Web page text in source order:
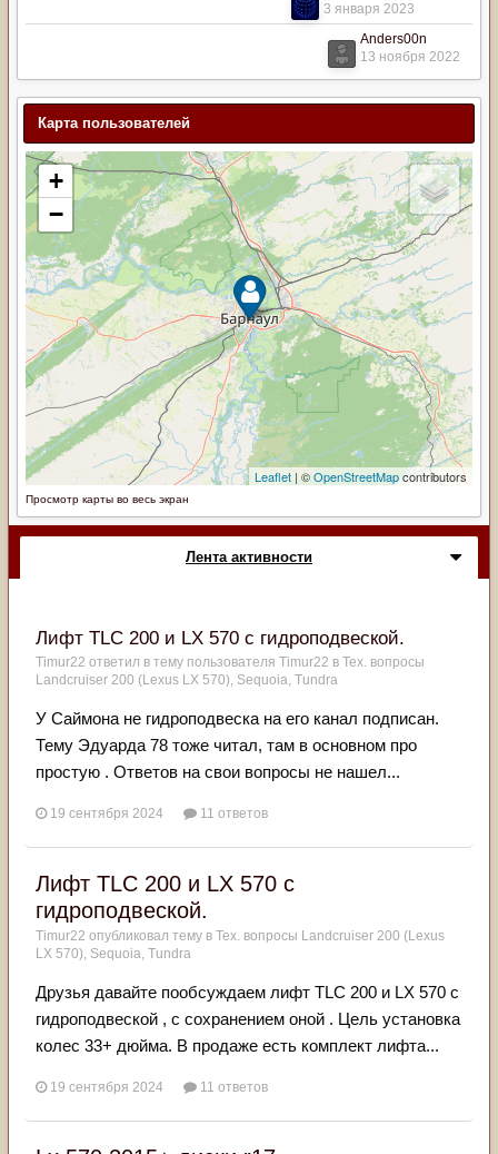
3 января 2023
Anders00n
13 ноября 2022
Карта пользователей
Просмотр карты во весь экран
Лента активности
Лифт TLC 200 и LX 570 с гидроподвеской.
Timur22 ответил в тему пользователя Timur22 в Тех. вопросы
Landcruiser 200 (Lexus LX 570), Sequoia, Tundra
У Саймона не гидроподвеска на его канал подписан.
Тему Эдуарда 78 тоже читал, там в основном про
простую . Ответов на свои вопросы не нашел...
19 сентября 2024 11 ответов
Лифт TLC 200 и LX 570 с
гидроподвеской.
Timur22 опубликовал тему в Тех. вопросы Landcruiser 200 (Lexus
LX 570), Sequoia, Tundra
Друзья давайте пообсуждаем лифт TLC 200 и LX 570 с
гидроподвеской , с сохранением оной . Цель установка
колес 33+ дюйма. В продаже есть комплект лифта...
19 сентября 2024 11 ответов